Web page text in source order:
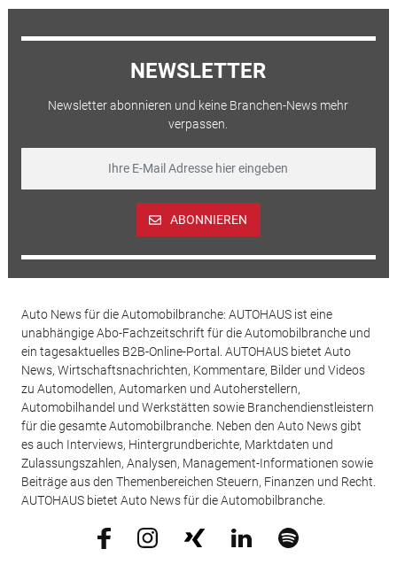
NEWSLETTER
Newsletter abonnieren und keine Branchen-News mehr
verpassen.
ABONNIEREN
Auto News für die Automobilbranche: AUTOHAUS ist eine
unabhängige Abo-Fachzeitschrift für die Automobilbranche und
ein tagesaktuelles B2B-Online-Portal. AUTOHAUS bietet Auto
News, Wirtschaftsnachrichten, Kommentare, Bilder und Videos
zu Automodellen, Automarken und Autoherstellern,
Automobilhandel und Werkstätten sowie Branchendienstleistern
für die gesamte Automobilbranche. Neben den Auto News gibt
es auch Interviews, Hintergrundberichte, Marktdaten und
Zulassungszahlen, Analysen, Management-Informationen sowie
Beiträge aus den Themenbereichen Steuern, Finanzen und Recht.
AUTOHAUS bietet Auto News für die Automobilbranche.